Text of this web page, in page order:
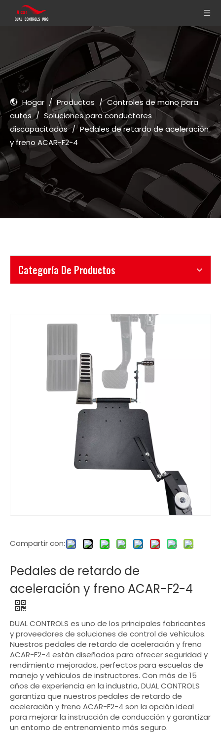
Hogar / Productos / Controles de mano para
autos / Soluciones para conductores
discapacitados / Pedales de retardo de aceleración
y freno ACAR-F2-4
Categoría De Productos
Compartir con:
Pedales de retardo de
aceleración y freno ACAR-F2-4
DUAL CONTROLS es uno de los principales fabricantes
y proveedores de soluciones de control de vehículos.
Nuestros pedales de retardo de aceleración y freno
ACAR-F2-4 están diseñados para ofrecer seguridad y
rendimiento mejorados, perfectos para escuelas de
manejo y vehículos de instructores. Con más de 15
años de experiencia en la industria, DUAL CONTROLS
garantiza que nuestros pedales de retardo de
aceleración y freno ACAR-F2-4 son la opción ideal
para mejorar la instrucción de conducción y garantizar
un entorno de entrenamiento más seguro.